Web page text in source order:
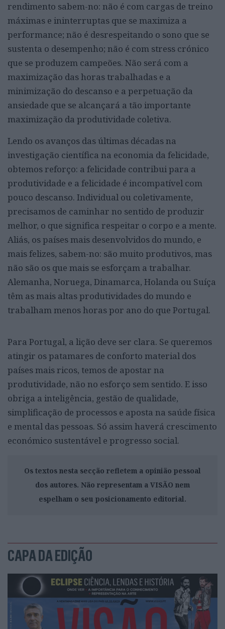
rendimento sabem-no: não é com cargas de treino
máximas e ininterruptas que se maximiza a
performance; não é desrespeitando o sono que se
sustenta o desempenho; não é com stress crónico
que se produzem campeões. Não será com a
maximização das horas trabalhadas e a
minimização do descanso e a perpetuação da
ansiedade que se alcançará a tão importante
maximização da produtividade coletiva.
Lendo os avanços das últimas décadas na
investigação científica na economia da felicidade,
obtemos reforço: a felicidade contribui para a
produtividade e a felicidade é incompatível com
pouco descanso. Individual ou coletivamente,
precisamos de caminhar no sentido de produzir
melhor, o que significa respeitar o corpo e a mente.
Aliás, os países mais desenvolvidos do mundo, e
mais felizes, sabem-no: são muito produtivos, mas
não são os que mais se esforçam a trabalhar.
Alemanha, Noruega, Dinamarca, Holanda ou Suíça
têm as mais altas produtividades do mundo e
trabalham menos horas por ano do que Portugal.
Para Portugal, a lição deve ser clara. Se queremos
atingir os patamares de conforto material dos
países mais ricos, temos de apostar na
produtividade, não no esforço sem sentido. E isso
obriga a inteligência, gestão de qualidade,
simplificação de processos e aposta na saúde física
e mental das pessoas. Só assim haverá crescimento
económico sustentável e progresso social.
Os textos nesta secção refletem a opinião pessoal
dos autores. Não representam a VISÃO nem
espelham o seu posicionamento editorial.
CAPA DA EDIÇÃO